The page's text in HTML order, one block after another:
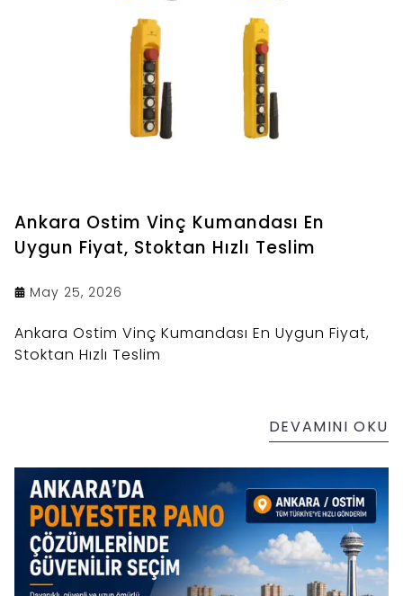
Ankara Ostim Vinç Kumandası En
Uygun Fiyat, Stoktan Hızlı Teslim
May 25, 2026
Ankara Ostim Vinç Kumandası En Uygun Fiyat,
Stoktan Hızlı Teslim
DEVAMINI OKU